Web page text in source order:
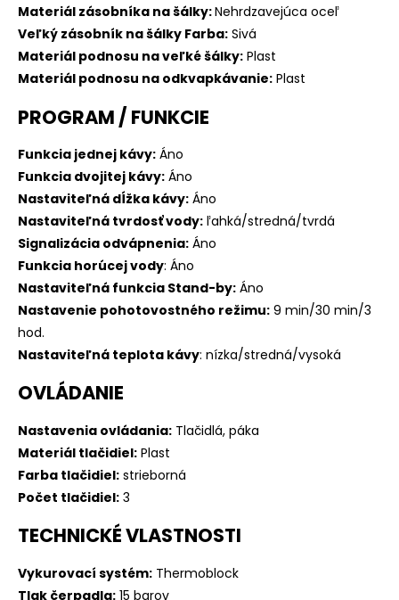
Materiál zásobníka na šálky:Nehrdzavejúca oceľ
Veľký zásobník na šálky Farba: Sivá
Materiál podnosu na veľké šálky: Plast
Materiál podnosu na odkvapkávanie: Plast
PROGRAM / FUNKCIE
Funkcia jednej kávy: Áno
Funkcia dvojitej kávy: Áno
Nastaviteľná dĺžka kávy: Áno
Nastaviteľná tvrdosť vody: ľahká/stredná/tvrdá
Signalizácia odvápnenia: Áno
Funkcia horúcej vody: Áno
Nastaviteľná funkcia Stand-by: Áno
Nastavenie pohotovostného režimu: 9 min/30 min/3
hod.
Nastaviteľná teplota kávy: nízka/stredná/vysoká
OVLÁDANIE
Nastavenia ovládania: Tlačidlá, páka
Materiál tlačidiel: Plast
Farba tlačidiel: strieborná
Počet tlačidiel: 3
TECHNICKÉ VLASTNOSTI
Vykurovací systém: Thermoblock
Tlak čerpadla: 15 barov